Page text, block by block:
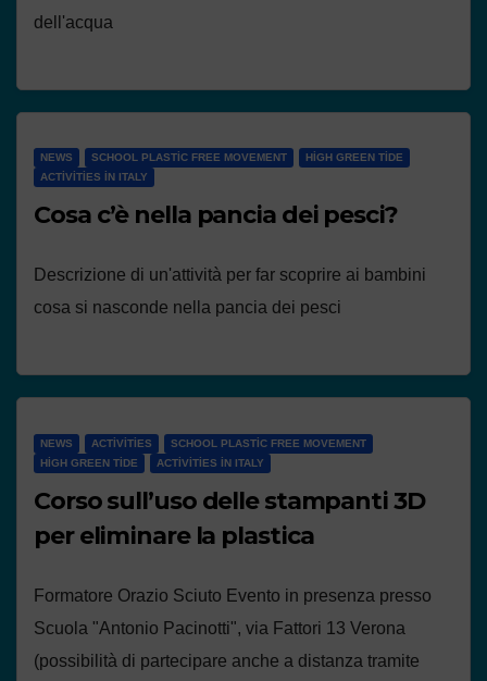
dell'acqua
NEWS SCHOOL PLASTIC FREE MOVEMENT
HIGH GREEN TIDE
ACTIVITIES IN ITALY
Cosa c’è nella pancia dei pesci?
Descrizione di un'attività per far scoprire ai bambini
cosa si nasconde nella pancia dei pesci
NEWS ACTIVITIES
SCHOOL PLASTIC FREE MOVEMENT
HIGH GREEN TIDE
ACTIVITIES IN ITALY
Corso sull’uso delle stampanti 3D
per eliminare la plastica
Formatore Orazio Sciuto Evento in presenza presso
Scuola "Antonio Pacinotti", via Fattori 13 Verona
(possibilità di partecipare anche a distanza tramite